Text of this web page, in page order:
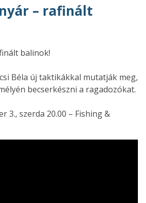
– rafinált
balinok!
Béla új taktikákkal mutatják meg,
becserkészni a ragadozókat.
3., szerda 20.00 – Fishing &